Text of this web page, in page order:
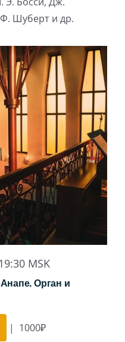
Шуберт и др.
19:30 MSK
Орган и
| 1000₽